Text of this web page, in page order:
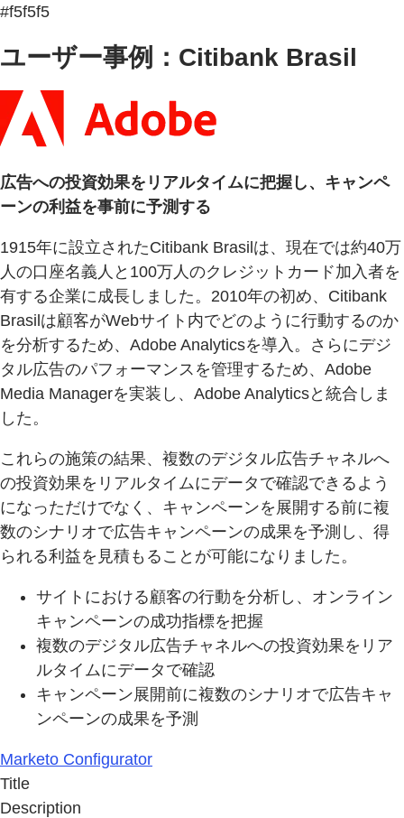
#f5f5f5
ユーザー事例：Citibank Brasil
広告への投資効果をリアルタイムに把握し、キャンペ
ーンの利益を事前に予測する
1915年に設立されたCitibank Brasilは、現在では約40万
人の口座名義人と100万人のクレジットカード加入者を
有する企業に成長しました。2010年の初め、Citibank
Brasilは顧客がWebサイト内でどのように行動するのか
を分析するため、Adobe Analyticsを導入。さらにデジ
タル広告のパフォーマンスを管理するため、Adobe
Media Managerを実装し、Adobe Analyticsと統合しま
した。
これらの施策の結果、複数のデジタル広告チャネルへ
の投資効果をリアルタイムにデータで確認できるよう
になっただけでなく、キャンペーンを展開する前に複
数のシナリオで広告キャンペーンの成果を予測し、得
られる利益を見積もることが可能になりました。
サイトにおける顧客の行動を分析し、オンライン
キャンペーンの成功指標を把握
複数のデジタル広告チャネルへの投資効果をリア
ルタイムにデータで確認
キャンペーン展開前に複数のシナリオで広告キャ
ンペーンの成果を予測
Marketo Configurator
Title
Description